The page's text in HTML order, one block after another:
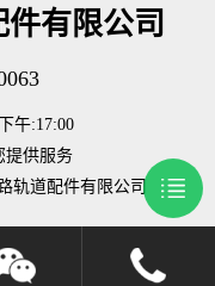
有限公司
午:17:00
提供服务
轨道配件有限公司